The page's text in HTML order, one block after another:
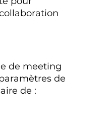
de meeting
de
de :